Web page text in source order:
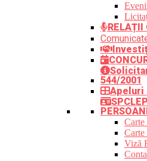
RELAȚII
544/2001
Apeluri
Carte
Viză